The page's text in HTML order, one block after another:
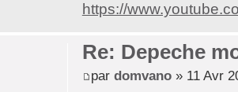
https://
Re: Depeche
par domvano» 11 Avr